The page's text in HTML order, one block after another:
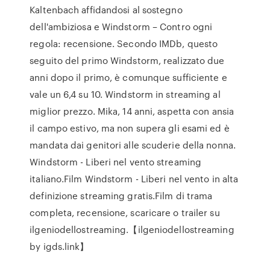
Kaltenbach affidandosi al sostegno
dell'ambiziosa e Windstorm – Contro ogni
regola: recensione. Secondo IMDb, questo
seguito del primo Windstorm, realizzato due
anni dopo il primo, è comunque sufficiente e
vale un 6,4 su 10. Windstorm in streaming al
miglior prezzo. Mika, 14 anni, aspetta con ansia
il campo estivo, ma non supera gli esami ed è
mandata dai genitori alle scuderie della nonna.
Windstorm - Liberi nel vento streaming
italiano.Film Windstorm - Liberi nel vento in alta
definizione streaming gratis.Film di trama
completa, recensione, scaricare o trailer su
ilgeniodellostreaming.【ilgeniodellostreaming
by igds.link】